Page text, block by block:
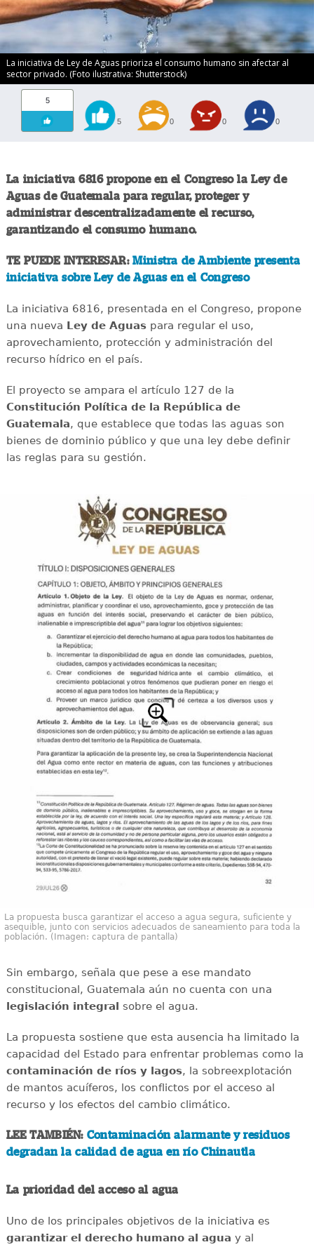
La iniciativa de Ley de Aguas prioriza el consumo humano sin afectar al
sector privado. (Foto ilustrativa: Shutterstock)
5
5 0 0 0
La iniciativa 6816 propone en el Congreso la Ley de
Aguas de Guatemala para regular, proteger y
administrar descentralizadamente el recurso,
garantizando el consumo humano.
TE PUEDE INTERESAR:Ministra de Ambiente presenta
iniciativa sobre Ley de Aguas en el Congreso
La iniciativa 6816, presentada en el Congreso, propone
una nueva Ley de Aguaspara regular el uso,
aprovechamiento, protección y administración del
recurso hídrico en el país.
El proyecto se ampara el artículo 127 de la
Constitución Política de la República de
Guatemala, que establece que todas las aguas son
bienes de dominio público y que una ley debe definir
las reglas para su gestión.
La propuesta busca garantizar el acceso a agua segura, suficiente y
asequible, junto con servicios adecuados de saneamiento para toda la
población. (Imagen: captura de pantalla)
Sin embargo, señala que pese a ese mandato
constitucional, Guatemala aún no cuenta con una
legislación integral sobre el agua.
La propuesta sostiene que esta ausencia ha limitado la
capacidad del Estado para enfrentar problemas como la
contaminación de ríos y lagos, la sobreexplotación
de mantos acuíferos, los conflictos por el acceso al
recurso y los efectos del cambio climático.
LEE TAMBIÉN: Contaminación alarmante y residuos
degradan la calidad de agua en río Chinautla
La prioridad del acceso al agua
Uno de los principales objetivos de la iniciativa es
garantizar el derecho humano al agua y al